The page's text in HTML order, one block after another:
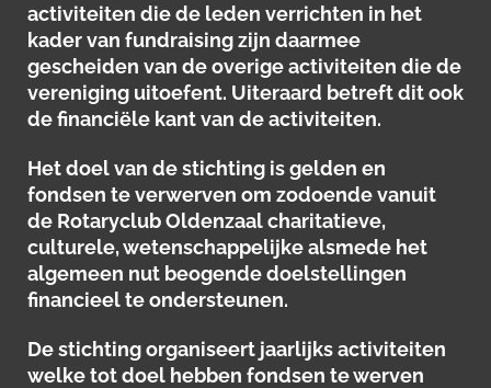
activiteiten die de leden verrichten in het
kader van fundraising zijn daarmee
gescheiden van de overige activiteiten die de
vereniging uitoefent. Uiteraard betreft dit ook
de financiële kant van de activiteiten.
Het doel van de stichting is gelden en
fondsen te verwerven om zodoende vanuit
de Rotaryclub Oldenzaal charitatieve,
culturele, wetenschappelijke alsmede het
algemeen nut beogende doelstellingen
financieel te ondersteunen.
De stichting organiseert jaarlijks activiteiten
welke tot doel hebben fondsen te werven